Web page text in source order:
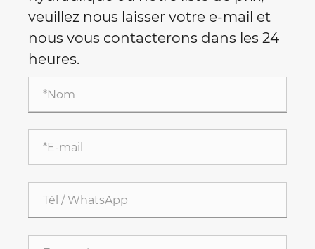
veuillez nous laisser votre e-mail et
nous vous contacterons dans les 24
heures.